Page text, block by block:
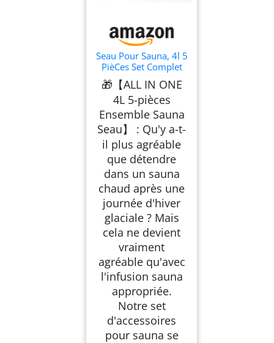
Seau Pour Sauna, 4l 5
PièCes Set Complet
Pour Sauna Seau
Avec Louche Bois Pin
Finlandais Haute
Qualité Accessoires
Pour Sauna Seau
Pour Infusion (Seau
Pour
Sauna+Louche+Ther
momèTre
HygromèTre+Sablier)
🎁【ALL IN ONE
4L 5-pièces
Ensemble Sauna
Seau】 : Qu'y a-t-
il plus agréable
que détendre
dans un sauna
chaud après une
journée d'hiver
glaciale ? Mais
cela ne devient
vraiment
agréable qu'avec
l'infusion sauna
appropriée.
Notre set
d'accessoires
pour sauna se